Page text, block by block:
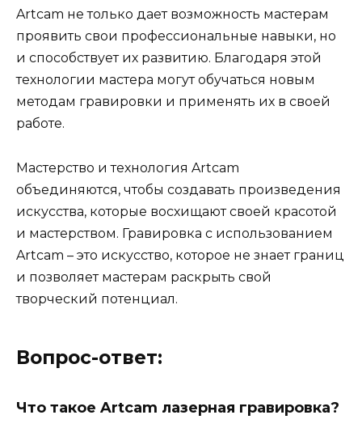
Artcam не только дает возможность мастерам
проявить свои профессиональные навыки, но
и способствует их развитию. Благодаря этой
технологии мастера могут обучаться новым
методам гравировки и применять их в своей
работе.
Мастерство и технология Artcam
объединяются, чтобы создавать произведения
искусства, которые восхищают своей красотой
и мастерством. Гравировка с использованием
Artcam – это искусство, которое не знает границ
и позволяет мастерам раскрыть свой
творческий потенциал.
Вопрос-ответ:
Что такое Artcam лазерная гравировка?